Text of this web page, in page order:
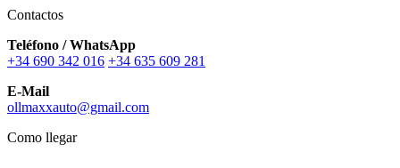
Contactos
Teléfono / WhatsApp
+34 690 342 016 +34 635 609 281
E-Mail
ollmaxxauto@gmail.com
Como llegar